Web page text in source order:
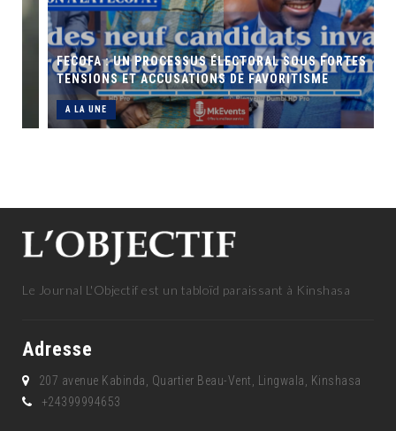
FECOFA : UN PROCESSUS ÉLECTORAL SOUS FORTES
TENSIONS ET ACCUSATIONS DE FAVORITISME
A LA UNE
Le Journal L'Objectif est un tabloïd paraissant à Kinshasa
Adresse
207 avenue Kabinda, Quartier Beau-Vent, Lingwala, Kinshasa
+24399994653